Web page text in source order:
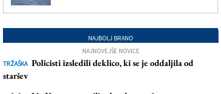
NAJBOLJ BRANO
NAJNOVEJŠE NOVICE
TRŽAŠKA Policisti izsledili deklico, ki se je oddaljila od
staršev